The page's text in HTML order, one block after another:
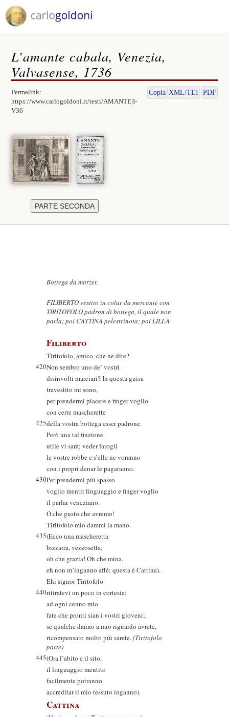
L’amante cabala, Venezia,
Valvasense, 1736
Permalink:
https://www.carlogoldoni.it/testi/AMANTE|I-
V36
Copia XML/TEI PDF
Bottega da marzer.
FILIBERTO vestito in colar da mercante con
TIRITOFOLO padron di bottega, il quale non
parla; poi CATTINA pelestrinota; poi LILLA
Filiberto
Tiritofolo, amico, che ne dite?
420Non sembro uno de’ vostri
disinvolti marciari? In questa guisa
travestito mi sono,
per prendermi piacere e finger voglio
con certe mascherette
425della vostra bottega esser padrone.
Però una tal finzione
utile vi sarà; veder farogli
le vostre robbe e s’elle ne voranno
con i propri denar le pagaranno.
430Per prendermi più spasso
voglio mentir linguaggio e finger voglio
il parlar veneziano.
O che gusto che avremo!
Tiritofolo mio dammi la mano.
435(Ecco una mascheretta
bizzarra, vezzosetta;
oh che grazia! Oh che mina,
eh non m’inganno affé; questa è Cattina).
Ehi signor Tiritofolo
440ritiratevi un poco in cortesia;
ad ogni cenno mio
fate che pronti sian i vostri gioveni;
se qualche danno a mio riguardo avrete,
ricompensato molto più sarete.(Tiritofolo
parte)
445(Ora l’abito e il sito,
il linguaggio mentito
facilmente potranno
accreditar il mio tessuto inganno).
Cattina